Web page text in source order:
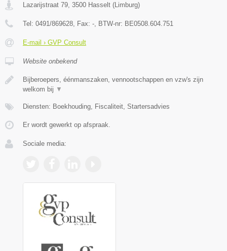
Lazarijstraat 79 3500 Hasselt (Limburg)
Tel: 0491/869628 , Fax: - , BTW-nr: BE0508.604.751
E-mail › GVP Consult
Website onbekend
Bijberoepers, éénmanszaken, vennootschappen en vzw's zijn
welkom bij ▼
Diensten: Boekhouding, Fiscaliteit, Startersadvies
Er wordt gewerkt op afspraak.
Sociale media: